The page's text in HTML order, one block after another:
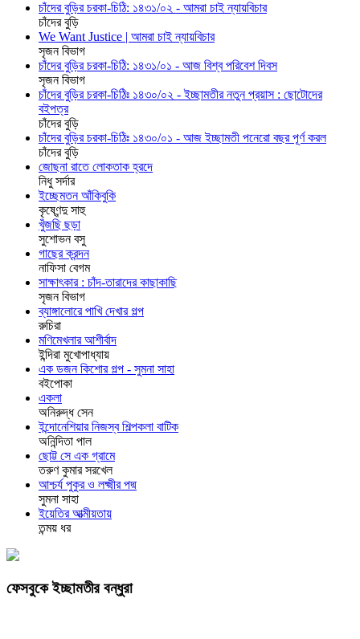
চাঁদের বুড়ির চরকা-চিঠি: ১৪৩১/০২ - আমরা চাই ন্যায়বিচার
চাঁদের বুড়ি
We Want Justice | আমরা চাই ন্যায়বিচার
সৃজন বিভাগ
চাঁদের বুড়ির চরকা-চিঠি: ১৪৩১/০১ - আজ বিশ্ব পরিবেশ দিবস
সৃজন বিভাগ
চাঁদের বুড়ির চরকা-চিঠিঃ ১৪৩০/০২ - ইচ্ছামতীর নতুন প্রয়াস : ছোটোদের
বইপত্র
চাঁদের বুড়ি
চাঁদের বুড়ির চরকা-চিঠিঃ ১৪৩০/০১ - আজ ইচ্ছামতী পনেরো বছর পূর্ণ করল
চাঁদের বুড়ি
জোছনা রাতে লোকতাক হ্রদে
নিধু সর্দার
ইচ্ছেমতন আঁকিবুকি
কৃষ্ণেন্দু সাহু
খুঁজছি ছড়া
সুশোভন বসু
গাছের ক্রন্দন
নাফিসা বেগম
সাক্ষাৎকার : চাঁদ-তারাদের কাছাকাছি
সৃজন বিভাগ
ব্যাঙ্গালোরে পাখি দেখার গল্প
রুচিরা
মণিমেখলার আশীর্বাদ
ইন্দিরা মুখোপাধ্যায়
এক ডজন কিশোর গল্প - সুমনা সাহা
বইপোকা
একলা
অনিরুদ্ধ সেন
ইন্দোনেশিয়ার নিজস্ব শিল্পকলা বাটিক
অনিন্দিতা পাল
ছোট্ট সে এক গ্রামে
তরুণ কুমার সরখেল
আশ্চর্য পুকুর ও লক্ষ্মীর পদ্ম
সুমনা সাহা
ইয়েতির আত্মীয়তায়
তন্ময় ধর
ফেসবুকে ইচ্ছামতীর বন্ধুরা